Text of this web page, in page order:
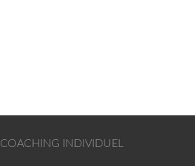
COACHING INDIVIDUEL